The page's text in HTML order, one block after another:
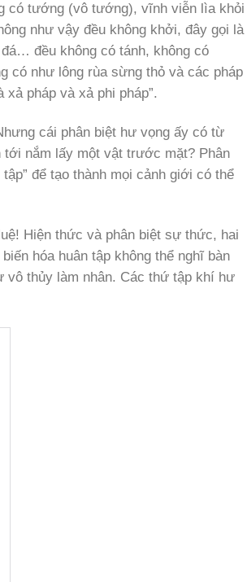
có tướng (vô tướng), vĩnh viễn lìa khỏi
như vậy đều không khởi, đây gọi là
đều không có tánh, không có
có như lông rùa sừng thỏ và các pháp
pháp và xả phi pháp”.
cái phân biệt hư vọng ấy có từ
nắm lấy một vật trước mặt? Phân
để tạo thành mọi cảnh giới có thể
Hiện thức và phân biệt sự thức, hai
hóa huân tập không thể nghĩ bàn
thủy làm nhân. Các thứ tập khí hư